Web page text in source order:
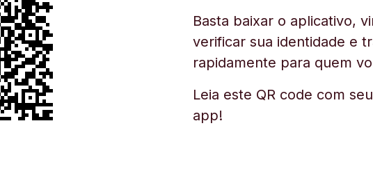
Basta baixar o aplicativo,
verificar sua identidade e
rapidamente para quem
Leia este QR code com
app!